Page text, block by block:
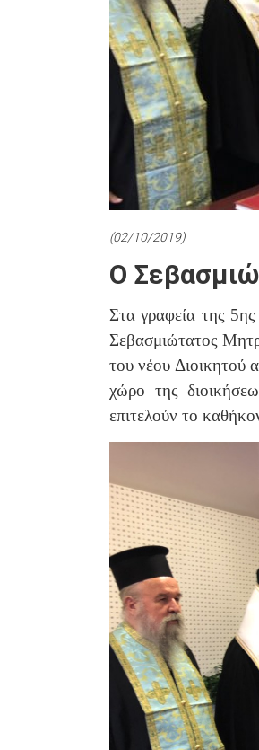
(02/10/2019)
Ο
Στα γραφεία της
Σεβασμιώτατος
του νέου Διοικητού
χώρο της
επιτελούν το